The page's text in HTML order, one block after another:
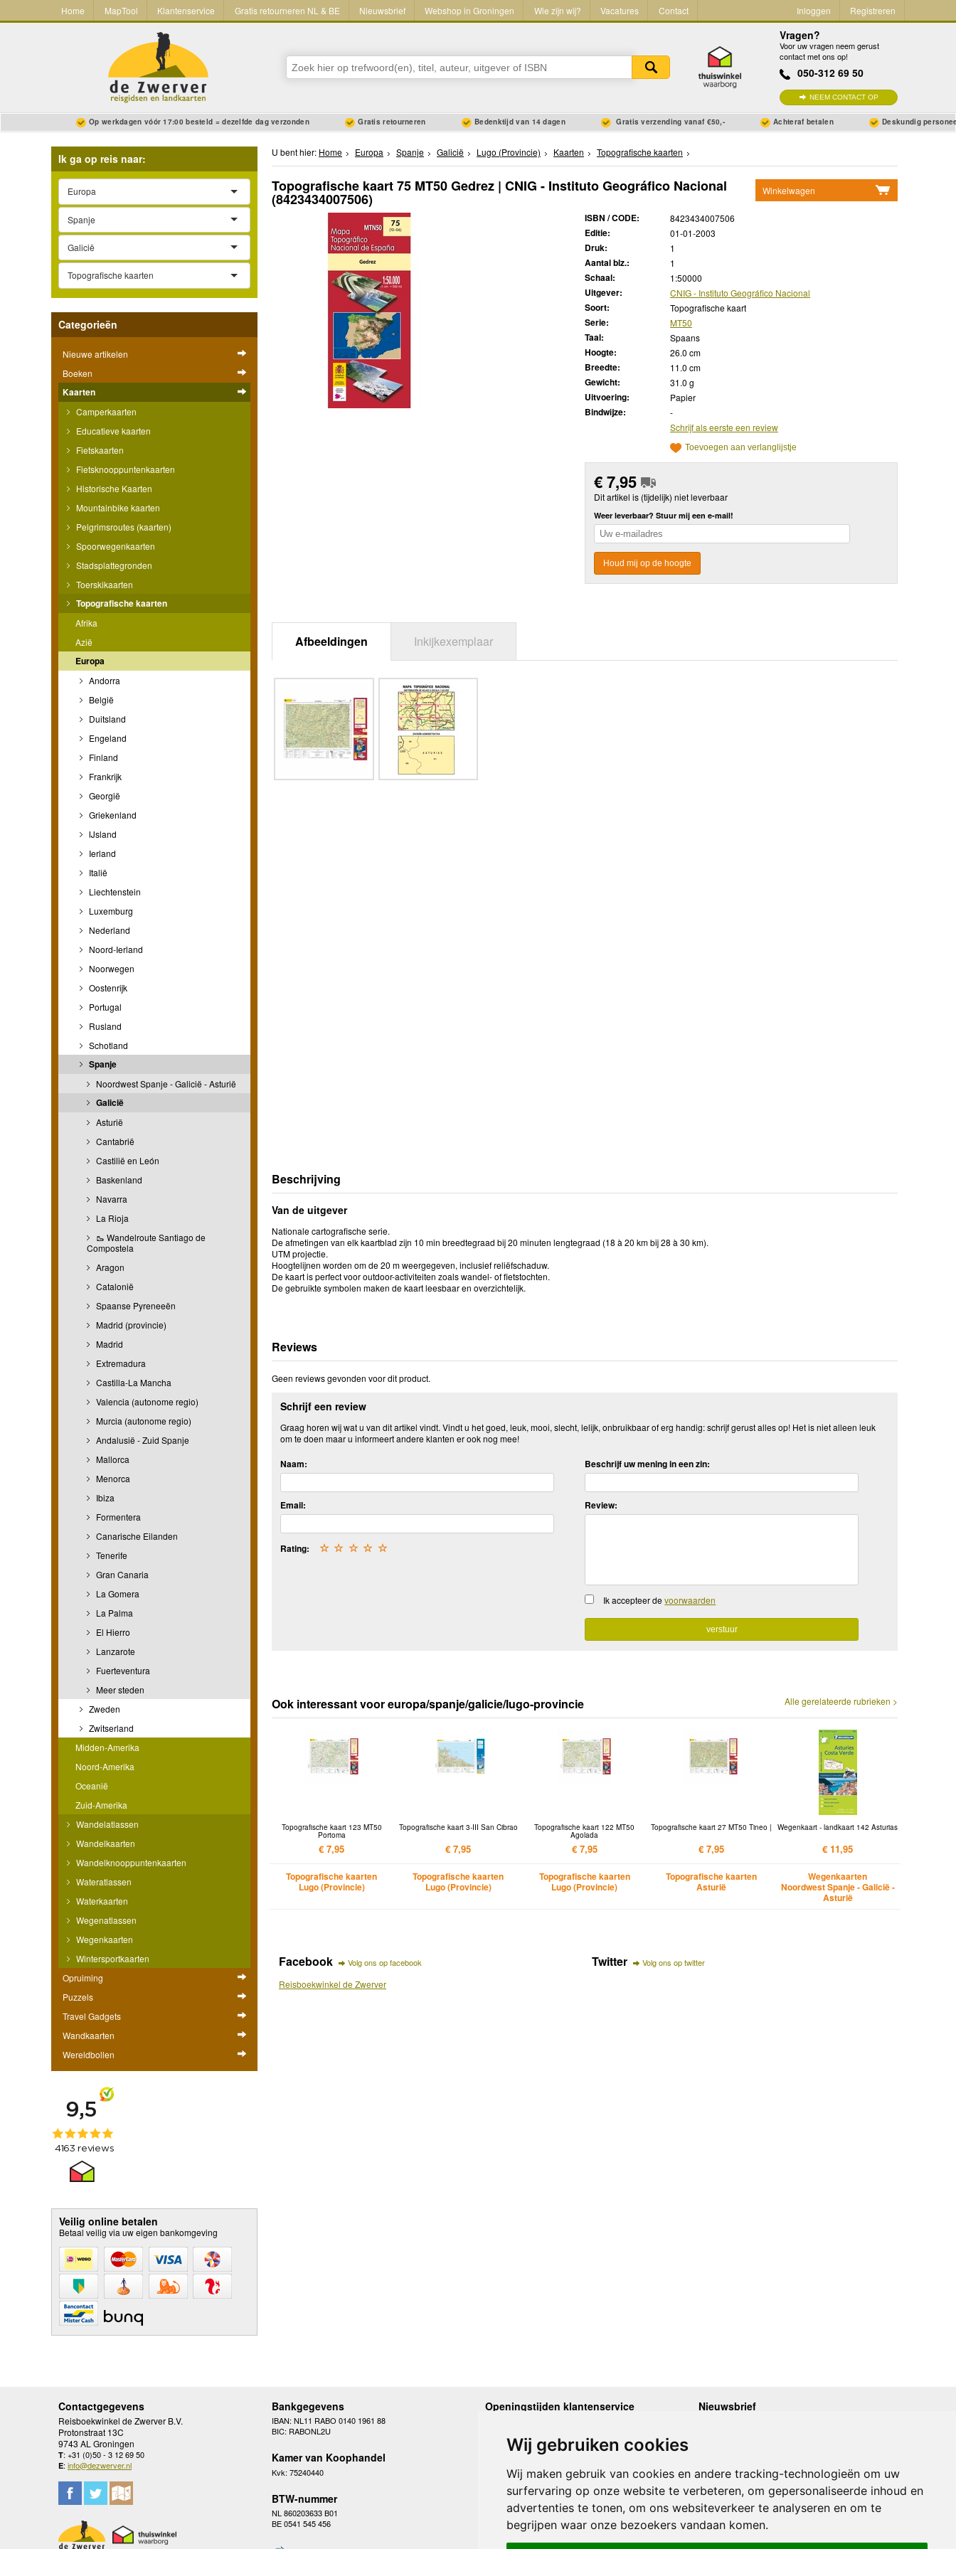
Wij gebruiken cookies
Wij maken gebruik van cookies en andere tracking-technologieën om uw
surfervaring op onze website te verbeteren, om gepersonaliseerde inhoud en
advertenties te tonen, om ons websiteverkeer te analyseren en om te
begrijpen waar onze bezoekers vandaan komen.
Home MapTool Klantenservice Gratis retourneren NL & BE Nieuwsbrief Webshop in Groningen Wie zijn wij? Vacatures Contact Inloggen Registreren
Vragen?
Voor uw vragen neem gerust
contact met ons op!
050-312 69 50
NEEM CONTACT OP
Op werkdagen vóór 17:00 besteld = dezelfde dag verzonden Gratis retourneren Bedenktijd van 14 dagen Gratis verzending vanaf €50,- Achteraf betalen Deskundig
Ik ga op reis naar:
Europa
Spanje
Galicië
Topografische kaarten
Categorieën
Nieuwe artikelen
Boeken
Kaarten
Camperkaarten
Educatieve kaarten
Fietskaarten
Fietsknooppuntenkaarten
Historische Kaarten
Mountainbike kaarten
Pelgrimsroutes (kaarten)
Spoorwegenkaarten
Stadsplattegronden
Toerskikaarten
Topografische kaarten
Afrika
Azië
Europa
Andorra
België
Duitsland
Engeland
Finland
Frankrijk
Georgië
Griekenland
IJsland
Ierland
Italië
Liechtenstein
Luxemburg
Nederland
Noord-Ierland
Noorwegen
Oostenrijk
Portugal
Rusland
Schotland
Spanje
Noordwest Spanje - Galicië - Asturië
Galicië
Asturië
Cantabrië
Castilië en León
Baskenland
Navarra
La Rioja
🥾 Wandelroute Santiago de
Compostela
Aragon
Catalonië
Spaanse Pyreneeën
Madrid (provincie)
Madrid
Extremadura
Castilla-La Mancha
Valencia (autonome regio)
Murcia (autonome regio)
Andalusië - Zuid Spanje
Mallorca
Menorca
Ibiza
Formentera
Canarische Eilanden
Tenerife
Gran Canaria
La Gomera
La Palma
El Hierro
Lanzarote
Fuerteventura
Meer steden
Zweden
Zwitserland
Midden-Amerika
Noord-Amerika
Oceanië
Zuid-Amerika
Wandelatlassen
Wandelkaarten
Wandelknooppuntenkaarten
Wateratlassen
Waterkaarten
Wegenatlassen
Wegenkaarten
Wintersportkaarten
Opruiming
Puzzels
Travel Gadgets
Wandkaarten
Wereldbollen
Veilig online betalen
Betaal veilig via uw eigen bankomgeving
U bent hier: Home Europa Spanje Galicië Lugo (Provincie) Kaarten Topografische kaarten
Winkelwagen
Topografische kaart 75 MT50 Gedrez | CNIG - Instituto Geográfico Nacional
(8423434007506)
ISBN / CODE: 8423434007506
Editie: 01-01-2003
Druk: 1
Aantal blz.: 1
Schaal: 1:50000
Uitgever: CNIG - Instituto Geográfico Nacional
Soort: Topografische kaart
Serie: MT50
Taal: Spaans
Hoogte: 26.0 cm
Breedte: 11.0 cm
Gewicht: 31.0 g
Uitvoering: Papier
Bindwijze:
-
Schrijf als eerste een review
Toevoegen aan verlanglijstje
€7,95
Dit artikel is (tijdelijk) niet leverbaar
Weer leverbaar? Stuur mij een e-mail!
Houd mij op de hoogte
Afbeeldingen Inkijkexemplaar
Beschrijving
Van de uitgever
Nationale cartografische serie.
De afmetingen van elk kaartblad zijn 10 min breedtegraad bij 20 minuten lengtegraad (18 à 20 km bij 28 à 30 km).
UTM projectie.
Hoogtelijnen worden om de 20 m weergegeven, inclusief reliëfschaduw.
De kaart is perfect voor outdoor-activiteiten zoals wandel- of fietstochten.
De gebruikte symbolen maken de kaart leesbaar en overzichtelijk.
Reviews
Geen reviews gevonden voor dit product.
Schrijf een review
Graag horen wij wat u van dit artikel vindt. Vindt u het goed, leuk, mooi, slecht, lelijk, onbruikbaar of erg handig: schrijf gerust alles op! Het is niet alleen leuk
om te doen maar u informeert andere klanten er ook nog mee!
Naam:
Email:
Rating: ☆
☆
☆
☆
☆
Beschrijf uw mening in een zin:
Review:
Ik accepteer devoorwaarden
Alle gerelateerde rubrieken >
Ook interessant voor europa/spanje/galicie/lugo-provincie
Topografische kaart 123 MT50
Portoma
€ 7,95
Topografische kaarten
Lugo (Provincie)
Topografische kaart 3-III San Cibrao
€ 7,95
Topografische kaarten
Lugo (Provincie)
Topografische kaart 122 MT50
Agolada
€ 7,95
Topografische kaarten
Lugo (Provincie)
Topografische kaart 27 MT50 Tineo |
€ 7,95
Topografische kaarten
Asturië
Wegenkaart - landkaart 142 Asturias
€ 11,95
Wegenkaarten
Noordwest Spanje - Galicië -
Asturië
Facebook Volg ons op facebook
Reisboekwinkel de Zwerver
Twitter Volg ons op twitter
Contactgegevens
Reisboekwinkel de Zwerver B.V.
Protonstraat 13C
9743 AL Groningen
T: +31 (0)50 - 3 12 69 50
E: info@dezwerver.nl
Bankgegevens
IBAN: NL11 RABO 0140 1961 88
BIC: RABONL2U
Kamer van Koophandel
Kvk: 75240440
BTW-nummer
NL 860203633 B01
BE 0541 545 456
Openingstijden klantenservice
Woensdag
10.00 - 12.30 en 13.30 - 17.00
Donderdag
Vrijdag
10.00 - 12.30 en 13.30 - 17.00
Zaterdag
gesloten
Zondag
gesloten
Nieuwsbrief
Onze laatste Nieuwsbrief
Inschrijven